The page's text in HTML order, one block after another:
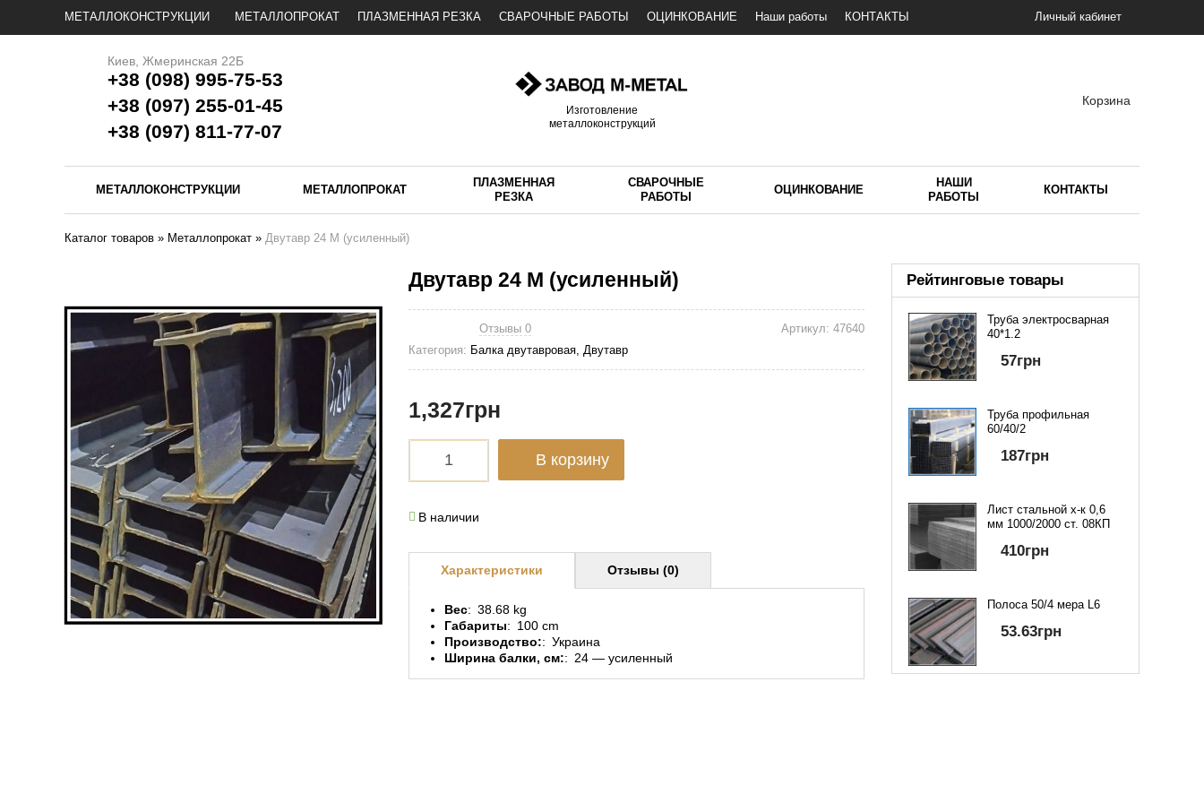
МЕТАЛЛОКОНСТРУКЦИИ МЕТАЛЛОПРОКАТ ПЛАЗМЕННАЯ РЕЗКА СВАРОЧНЫЕ РАБОТЫ ОЦИНКОВАНИЕ Наши работы КОНТАКТЫ Личный кабинет
Киев, Жмеринская 22Б
+38 (098) 995-75-53
+38 (097) 255-01-45
+38 (097) 811-77-07
Изготовление
металлоконструкций
Корзина
МЕТАЛЛОКОНСТРУКЦИИ МЕТАЛЛОПРОКАТ
ПЛАЗМЕННАЯ
РЕЗКА
СВАРОЧНЫЕ
РАБОТЫ
ОЦИНКОВАНИЕ
НАШИ
РАБОТЫ
КОНТАКТЫ
Каталог товаров » Металлопрокат » Двутавр 24 М (усиленный)
Двутавр 24 М (усиленный)
Отзывы 0 Артикул: 47640
Категория: Балка двутавровая, Двутавр
1,327грн
В корзину
В наличии
Характеристики
Вес
38.68 kg
Габариты
100 cm
Производство:
Украина
Ширина балки, см:
24 — усиленный
Отзывы (0)
Рейтинговые товары
Труба электросварная
40*1.2
57грн
Труба профильная
60/40/2
187грн
Лист стальной х-к 0,6
мм 1000/2000 ст. 08КП
410грн
Полоса 50/4 мера L6
53.63грн